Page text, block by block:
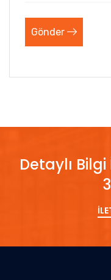
Gönder
Detaylı